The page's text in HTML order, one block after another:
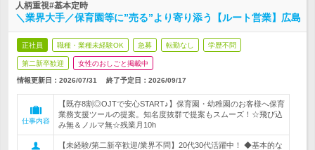
人柄重視#基本定時
＼業界大手／保育園等に”売る”より寄り添う【ルート営業】広島
正社員 職種・業種未経験OK 急募 転勤なし 学歴不問
第二新卒歓迎 女性のおしごと掲載中
情報更新日：2026/07/31 終了予定日： 2026/09/17
仕事内容
【既存8割◎OJTで安心START♪】保育園・幼稚園のお客様へ保育
業務支援ツールの提案。知名度抜群で提案もスムーズ！☆飛び込
み無＆ノルマ無☆残業月10h
【未経験/第二新卒歓迎/業界不問】20代30代活躍中！ ◆基本的な